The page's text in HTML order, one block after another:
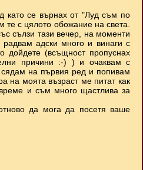
като се върнах от "Луд съм по
с цялото обожание на света.
сълзи тази вечер, на моменти
адски много и винаги с
дойдете (всъщност пропуснах
причини :-) ) и очаквам с
на първия ред и попивам
на моята възраст ме питат как
и съм много щастлива за
да мога да посетя ваше